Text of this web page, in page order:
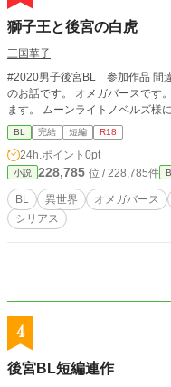
獅子王と後宮の白虎
三国華子
#2020男子後宮BL 参加作品 間違えて獅子王のハーレムに入ってしまった白虎
のお話です。 オメガバースです。 受けがゴリマッチョから細マッチョに変化し
ます。 ムーンライトノベル
BL 完結 短編 R18
24h.ポイント 0pt
小説 228,785 位 / 228,785件
BL 異世界 オメガバース
シリアス
4
後宮BL短編連作